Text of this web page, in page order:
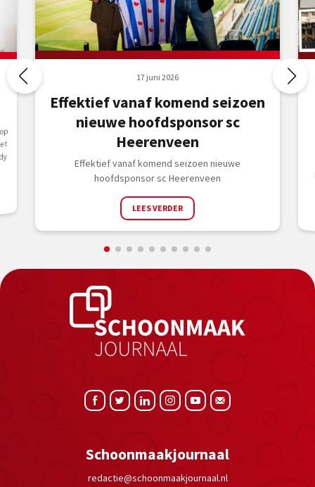
17 juni 2026
Effektief vanaf komend seizoen
nieuwe hoofdsponsor sc
Heerenveen
Effektief vanaf komend seizoen nieuwe
hoofdsponsor sc Heerenveen
LEES VERDER
Schoonmaakjournaal
redactie@schoonmaakjournaal.nl